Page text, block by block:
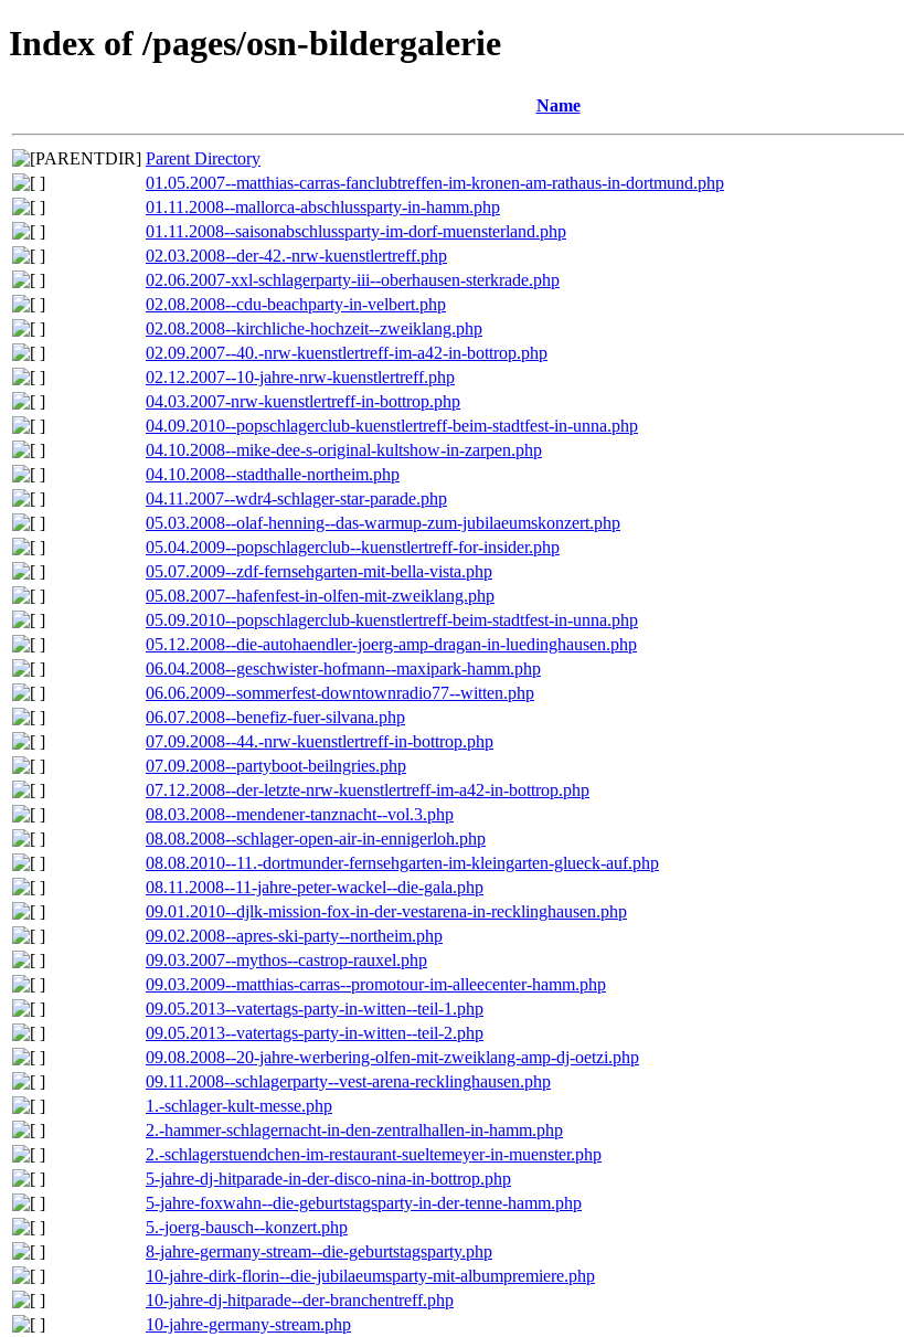
Index of /pages/osn-bildergalerie
Name
Parent Directory
01.05.2007--matthias-carras-fanclubtreffen-im-kronen-am-rathaus-in-dortmund.php
01.11.2008--mallorca-abschlussparty-in-hamm.php
01.11.2008--saisonabschlussparty-im-dorf-muensterland.php
02.03.2008--der-42.-nrw-kuenstlertreff.php
02.06.2007-xxl-schlagerparty-iii--oberhausen-sterkrade.php
02.08.2008--cdu-beachparty-in-velbert.php
02.08.2008--kirchliche-hochzeit--zweiklang.php
02.09.2007--40.-nrw-kuenstlertreff-im-a42-in-bottrop.php
02.12.2007--10-jahre-nrw-kuenstlertreff.php
04.03.2007-nrw-kuenstlertreff-in-bottrop.php
04.09.2010--popschlagerclub-kuenstlertreff-beim-stadtfest-in-unna.php
04.10.2008--mike-dee-s-original-kultshow-in-zarpen.php
04.10.2008--stadthalle-northeim.php
04.11.2007--wdr4-schlager-star-parade.php
05.03.2008--olaf-henning--das-warmup-zum-jubilaeumskonzert.php
05.04.2009--popschlagerclub--kuenstlertreff-for-insider.php
05.07.2009--zdf-fernsehgarten-mit-bella-vista.php
05.08.2007--hafenfest-in-olfen-mit-zweiklang.php
05.09.2010--popschlagerclub-kuenstlertreff-beim-stadtfest-in-unna.php
05.12.2008--die-autohaendler-joerg-amp-dragan-in-luedinghausen.php
06.04.2008--geschwister-hofmann--maxipark-hamm.php
06.06.2009--sommerfest-downtownradio77--witten.php
06.07.2008--benefiz-fuer-silvana.php
07.09.2008--44.-nrw-kuenstlertreff-in-bottrop.php
07.09.2008--partyboot-beilngries.php
07.12.2008--der-letzte-nrw-kuenstlertreff-im-a42-in-bottrop.php
08.03.2008--mendener-tanznacht--vol.3.php
08.08.2008--schlager-open-air-in-ennigerloh.php
08.08.2010--11.-dortmunder-fernsehgarten-im-kleingarten-glueck-auf.php
08.11.2008--11-jahre-peter-wackel--die-gala.php
09.01.2010--djlk-mission-fox-in-der-vestarena-in-recklinghausen.php
09.02.2008--apres-ski-party--northeim.php
09.03.2007--mythos--castrop-rauxel.php
09.03.2009--matthias-carras--promotour-im-alleecenter-hamm.php
09.05.2013--vatertags-party-in-witten--teil-1.php
09.05.2013--vatertags-party-in-witten--teil-2.php
09.08.2008--20-jahre-werbering-olfen-mit-zweiklang-amp-dj-oetzi.php
09.11.2008--schlagerparty--vest-arena-recklinghausen.php
1.-schlager-kult-messe.php
2.-hammer-schlagernacht-in-den-zentralhallen-in-hamm.php
2.-schlagerstuendchen-im-restaurant-sueltemeyer-in-muenster.php
5-jahre-dj-hitparade-in-der-disco-nina-in-bottrop.php
5-jahre-foxwahn--die-geburtstagsparty-in-der-tenne-hamm.php
5.-joerg-bausch--konzert.php
8-jahre-germany-stream--die-geburtstagsparty.php
10-jahre-dirk-florin--die-jubilaeumsparty-mit-albumpremiere.php
10-jahre-dj-hitparade--der-branchentreff.php
10-jahre-germany-stream.php